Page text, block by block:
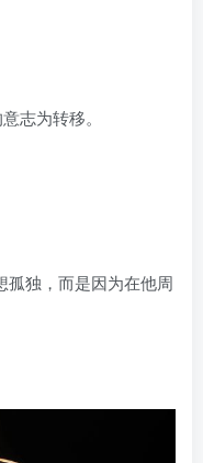
志为转移。
孤独，而是因为在他周